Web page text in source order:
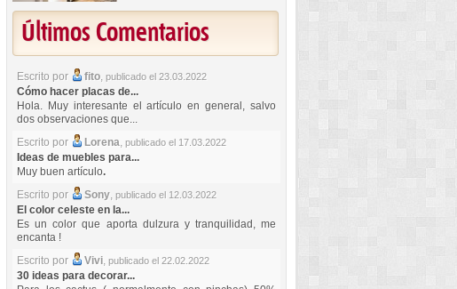
Últimos Comentarios
Escrito por fito, publicado el 23.03.2022
Cómo hacer placas de...
Hola. Muy interesante el artículo en general, salvo
dos observaciones que...
Escrito por
Lorena, publicado el 17.03.2022
Ideas de muebles para...
Muy buen artículo.
Escrito por
Sony, publicado el 12.03.2022
El color celeste en la...
Es un color que aporta dulzura y tranquilidad, me
encanta !
Escrito por
Vivi, publicado el 22.02.2022
30 ideas para decorar...